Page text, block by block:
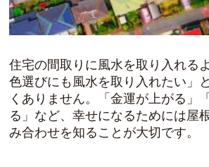
住宅の間取りに風水を取り入れる
色選びにも風水を取り入れたい」
くありません。「金運が上がる」
る」など、幸せになるためには屋
み合わせを知ることが大切です。